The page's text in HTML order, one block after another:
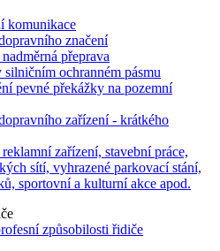
komunikace
značení
přeprava
ochranném pásmu
pevné překážky na pozemní
zařízení - krátkého
zařízení, stavební práce,
sítí, vyhrazené parkovací stání,
sportovní a kulturní akce apod.
způsobilosti řidiče